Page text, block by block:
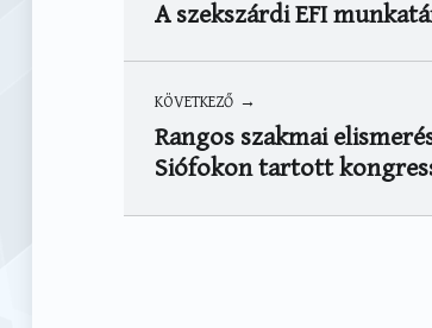
A szekszárdi EFI
KÖVETKEZŐ
Rangos szakmai
Siófokon tartott